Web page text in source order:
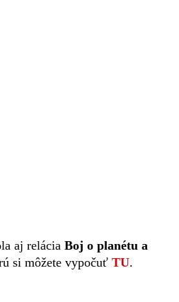
aj relácia Boj o planétu a
si môžete vypočuť TU.